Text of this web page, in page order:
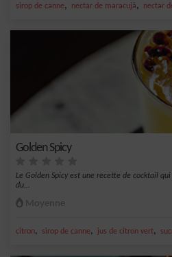
sirop de canne, nectar de maracujà, nectar
Golden Spicy
Le Golden Spicy est une recette de cocktail
du...
Moyenne
citron, sirop de canne, jus de citron vert,